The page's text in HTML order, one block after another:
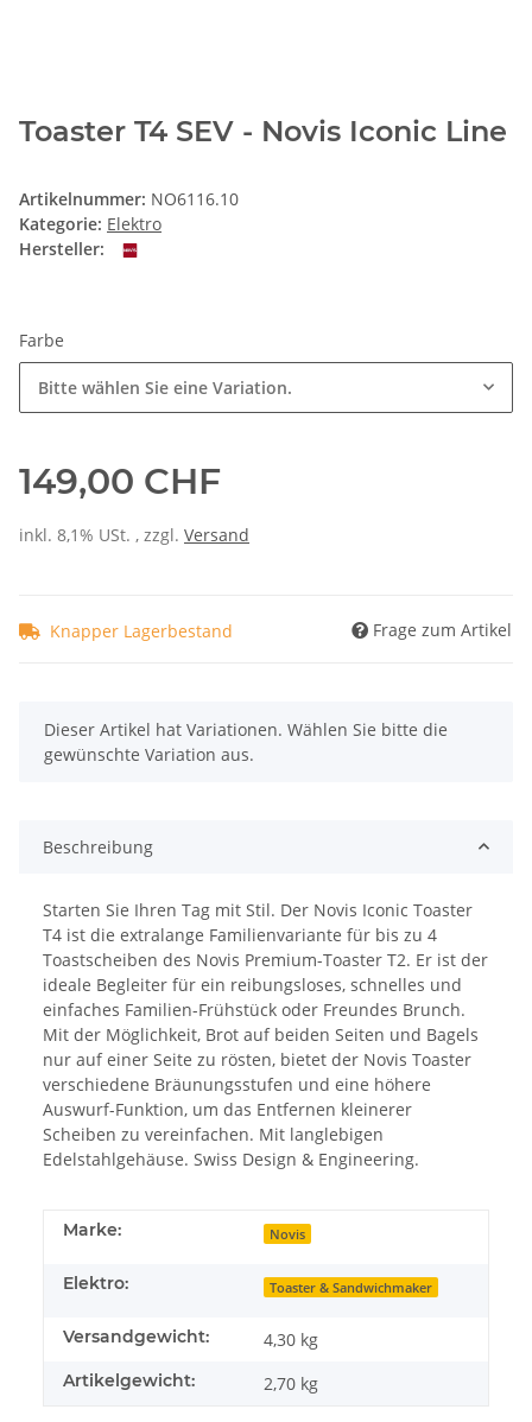
Toaster T4 SEV - Novis Iconic Line
Artikelnummer: NO6116.10
Kategorie: Elektro
Hersteller:
Farbe
Bitte wählen Sie eine Variation.
149,00 CHF
inkl. 8,1% USt. , zzgl. Versand
Knapper Lagerbestand Frage zum Artikel
x
Dieser Artikel hat Variationen. Wählen Sie bitte die
gewünschte Variation aus.
Beschreibung
Starten Sie Ihren Tag mit Stil. Der Novis Iconic Toaster
T4 ist die extralange Familienvariante für bis zu 4
Toastscheiben des Novis Premium-Toaster T2. Er ist der
ideale Begleiter für ein reibungsloses, schnelles und
einfaches Familien-Frühstück oder Freundes Brunch.
Mit der Möglichkeit, Brot auf beiden Seiten und Bagels
nur auf einer Seite zu rösten, bietet der Novis Toaster
verschiedene Bräunungsstufen und eine höhere
Auswurf-Funktion, um das Entfernen kleinerer
Scheiben zu vereinfachen. Mit langlebigen
Edelstahlgehäuse. Swiss Design & Engineering.
Marke: Novis
Elektro: Toaster & Sandwichmaker
Versandgewicht: 4,30 kg
Artikelgewicht: 2,70 kg